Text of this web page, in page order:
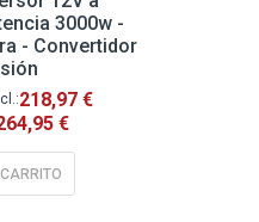
3000w -
- Convertidor
€
218,97 €